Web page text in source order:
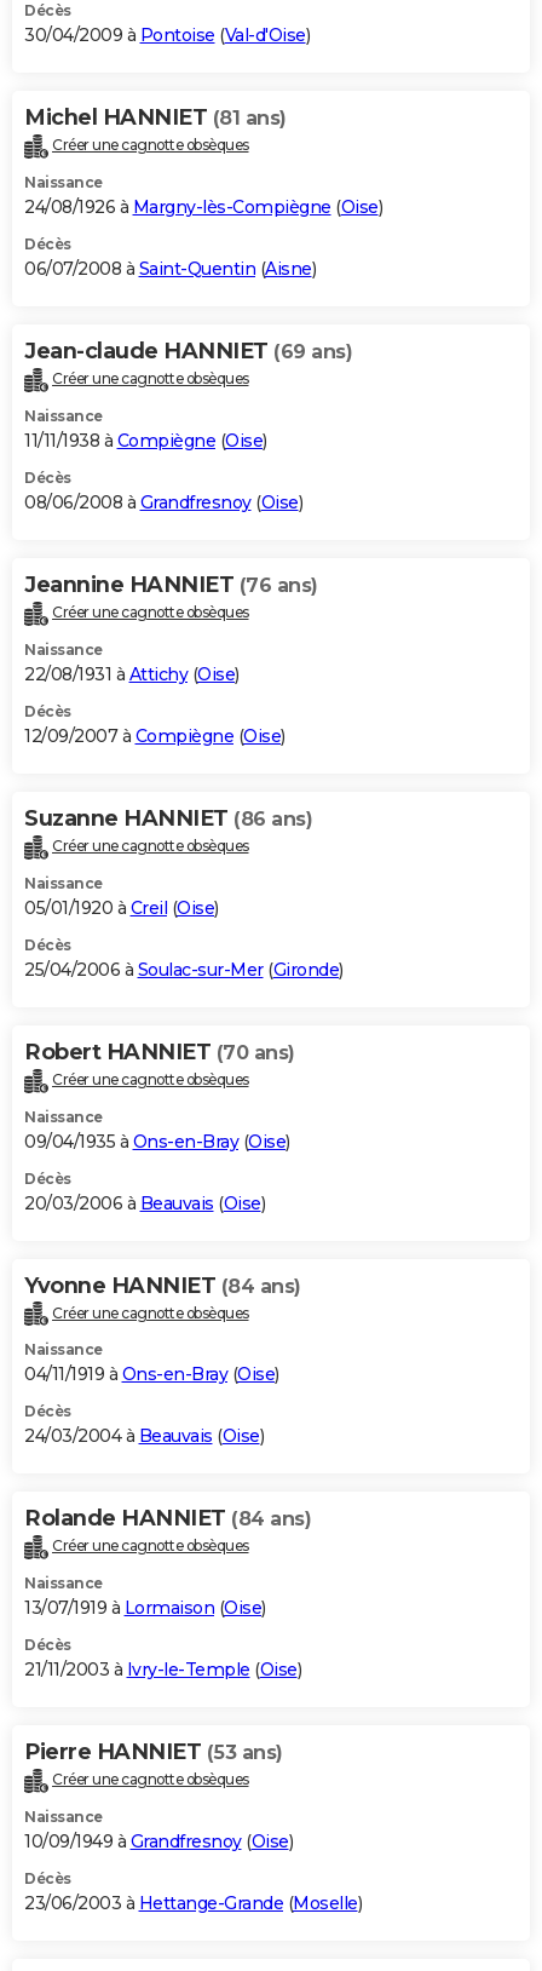
Décès
30/04/2009 à Pontoise (Val-d'Oise)
Michel HANNIET (81 ans)
Créer une cagnotte obsèques
Naissance
24/08/1926 à Margny-lès-Compiègne (Oise)
Décès
06/07/2008 à Saint-Quentin (Aisne)
Jean-claude HANNIET (69 ans)
Créer une cagnotte obsèques
Naissance
11/11/1938 à Compiègne (Oise)
Décès
08/06/2008 à Grandfresnoy(Oise)
Jeannine HANNIET (76 ans)
Créer une cagnotte obsèques
Naissance
22/08/1931 à Attichy(Oise)
Décès
12/09/2007 à Compiègne (Oise)
Suzanne HANNIET (86 ans)
Créer une cagnotte obsèques
Naissance
05/01/1920 à Creil (Oise)
Décès
25/04/2006 à Soulac-sur-Mer(Gironde)
Robert HANNIET (70 ans)
Créer une cagnotte obsèques
Naissance
09/04/1935 à Ons-en-Bray(Oise)
Décès
20/03/2006 à Beauvais (Oise)
Yvonne HANNIET (84 ans)
Créer une cagnotte obsèques
Naissance
04/11/1919 à Ons-en-Bray(Oise)
Décès
24/03/2004 à Beauvais (Oise)
Rolande HANNIET (84 ans)
Créer une cagnotte obsèques
Naissance
13/07/1919 à Lormaison (Oise)
Décès
21/11/2003 à Ivry-le-Temple (Oise)
Pierre HANNIET (53 ans)
Créer une cagnotte obsèques
Naissance
10/09/1949 à Grandfresnoy(Oise)
Décès
23/06/2003 à Hettange-Grande (Moselle)